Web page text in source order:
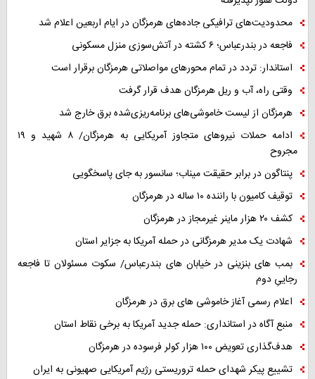
محدودیت‌های ترافیکی جاده‌های هرمزگان در ایام اربعین اعلام شد
فاجعه در بندرعباس؛ ۶ کشته در آتش‌سوزی منزل مسکونی
استاندار: تردد در تمام محورهای مواصلاتی هرمزگان برقرار است
وقتی راه، آب و ریل هرمزگان هدف قرار گرفت
هرمزگان از لیست خاموشی‌های برنامه‌ریزی‌شده برق خارج شد
ادامه حملات نیروهای متجاوز آمریکایی به هرمزگان/ ۸ شهید و ۱۹
مجروح
پنتاگون در برابر حقیقت میناب؛ سانسور به جای پاسخگویی
توقیف کامیون با راننده ۱۰ ساله در هرمزگان
کشف ۲۰ هزار ماینر غیرمجاز در هرمزگان
شهادت یک مدیر هرمزگانی در حمله آمریکا به جزایر استان
بمب های بنزینی در خیابان های بندرعباس/ سکوت مسئولان تا فاجعه
رجاییِ دوم
اعلام رسمی آغاز خاموشی های برق در هرمزگان
منبع آگاه در استانداری: حمله جدید آمریکا به برخی نقاط استان
هدف‌گذاری تعویض ۱۰۰ هزار کولر فرسوده در هرمزگان
تشییع پیکر شهدای حمله تروریستی رژیم آمریکایی صهیونی به ایران